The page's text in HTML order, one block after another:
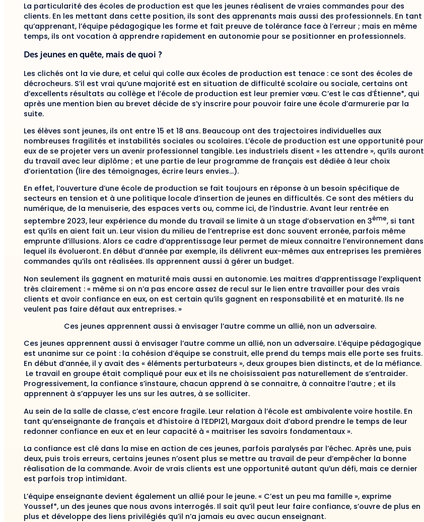
La particularité des écoles de production est que les jeunes réalisent de vraies commandes pour des
clients. En les mettant dans cette position, ils sont des apprenants mais aussi des professionnels. En tant
qu’apprenant, l’équipe pédagogique les forme et fait preuve de tolérance face à l’erreur ; mais en même
temps, ils ont vocation à apprendre rapidement en autonomie pour se positionner en professionnels.
Des jeunes en quête, mais de quoi ?
Les clichés ont la vie dure, et celui qui colle aux écoles de production est tenace : ce sont des écoles de
décrocheurs. S’il est vrai qu’une majorité est en situation de difficulté scolaire ou sociale, certains ont
d’excellents résultats au collège et l’école de production est leur premier vœu. C’est le cas d’Étienne*, qui
après une mention bien au brevet décide de s’y inscrire pour pouvoir faire une école d’armurerie par la
suite.
Les élèves sont jeunes, ils ont entre 15 et 18 ans. Beaucoup ont des trajectoires individuelles aux
nombreuses fragilités et instabilités sociales ou scolaires. L’école de production est une opportunité pour
eux de se projeter vers un avenir professionnel tangible. Les industriels disent « les attendre », qu’ils auront
du travail avec leur diplôme ; et une partie de leur programme de français est dédiée à leur choix
d’orientation (lire des témoignages, écrire leurs envies…).
En effet, l’ouverture d’une école de production se fait toujours en réponse à un besoin spécifique de
secteurs en tension et à une politique locale d’insertion de jeunes en difficultés. Ce sont des métiers du
numérique, de la menuiserie, des espaces verts ou, comme ici, de l’industrie. Avant leur rentrée en
septembre 2023, leur expérience du monde du travail se limite à un stage d’observation en 3ème, si tant
est qu’ils en aient fait un. Leur vision du milieu de l’entreprise est donc souvent erronée, parfois même
emprunte d’illusions. Alors ce cadre d’apprentissage leur permet de mieux connaitre l’environnement dans
lequel ils évolueront. En début d’année par exemple, ils délivrent eux-mêmes aux entreprises les premières
commandes qu’ils ont réalisées. Ils apprennent aussi à gérer un budget.
Non seulement ils gagnent en maturité mais aussi en autonomie. Les maitres d’apprentissage l’expliquent
très clairement : « même si on n’a pas encore assez de recul sur le lien entre travailler pour des vrais
clients et avoir confiance en eux, on est certain qu’ils gagnent en responsabilité et en maturité. Ils ne
veulent pas faire défaut aux entreprises. »
Ces jeunes apprennent aussi à envisager l’autre comme un allié, non un adversaire.
Ces jeunes apprennent aussi à envisager l’autre comme un allié, non un adversaire. L’équipe pédagogique
est unanime sur ce point : la cohésion d’équipe se construit, elle prend du temps mais elle porte ses fruits.
En début d’année, il y avait des « éléments perturbateurs », deux groupes bien distincts, et de la méfiance.
Le travail en groupe était compliqué pour eux et ils ne choisissaient pas naturellement de s’entraider.
Progressivement, la confiance s’instaure, chacun apprend à se connaitre, à connaitre l’autre ; et ils
apprennent à s’appuyer les uns sur les autres, à se solliciter.
Au sein de la salle de classe, c’est encore fragile. Leur relation à l’école est ambivalente voire hostile. En
tant qu’enseignante de français et d’histoire à l’EDPI21, Margaux doit d’abord prendre le temps de leur
redonner confiance en eux et en leur capacité à « maitriser les savoirs fondamentaux ».
La confiance est clé dans la mise en action de ces jeunes, parfois paralysés par l’échec. Après une, puis
deux, puis trois erreurs, certains jeunes n’osent plus se mettre au travail de peur d’empêcher la bonne
réalisation de la commande. Avoir de vrais clients est une opportunité autant qu’un défi, mais ce dernier
est parfois trop intimidant.
L’équipe enseignante devient également un allié pour le jeune. « C’est un peu ma famille », exprime
Youssef*, un des jeunes que nous avons interrogés. Il sait qu’il peut leur faire confiance, s’ouvre de plus en
plus et développe des liens privilégiés qu’il n’a jamais eu avec aucun enseignant.